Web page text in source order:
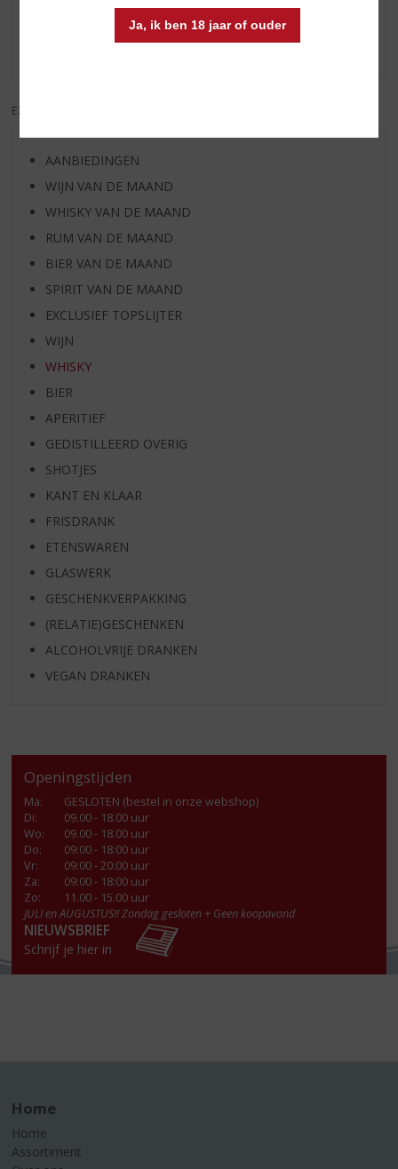
Ja, ik ben 18 jaar of ouder
Schrijf een review
EXCL. BTW
AANBIEDINGEN
WIJN VAN DE MAAND
WHISKY VAN DE MAAND
RUM VAN DE MAAND
BIER VAN DE MAAND
SPIRIT VAN DE MAAND
EXCLUSIEF TOPSLIJTER
WIJN
WHISKY
BIER
APERITIEF
GEDISTILLEERD OVERIG
SHOTJES
KANT EN KLAAR
FRISDRANK
ETENSWAREN
GLASWERK
GESCHENKVERPAKKING
(RELATIE)GESCHENKEN
ALCOHOLVRIJE DRANKEN
VEGAN DRANKEN
Openingstijden
Ma:
GESLOTEN (bestel in onze webshop)
Di:
09.00 - 18.00 uur
Wo:
09.00 - 18.00 uur
Do:
09:00 - 18:00 uur
Vr:
09:00 - 20:00 uur
Za:
09:00 - 18:00 uur
Zo:
11.00 - 15.00 uur
JULI en AUGUSTUS!! Zondag gesloten + Geen koopavond
NIEUWSBRIEF
Schrijf je hier in
Home
Home
Assortiment